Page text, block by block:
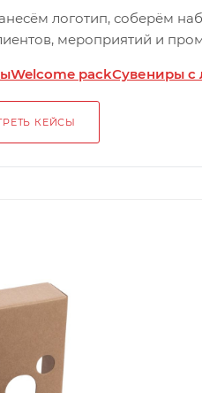
логотип, соберём
мероприятий и
Welcome packСувениры с
КЕЙСЫ